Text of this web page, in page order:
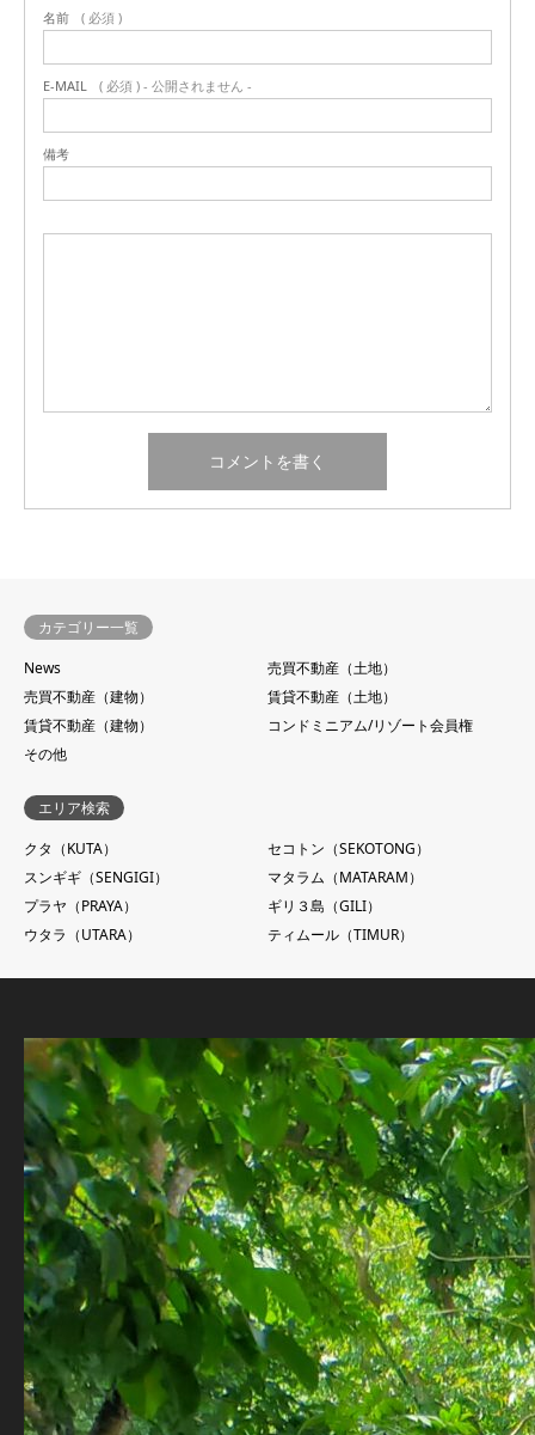
名前 ( 必須 )
E-MAIL ( 必須 ) - 公開されません -
備考
カテゴリー一覧
News
売買不動産（土地）
売買不動産（建物）
賃貸不動産（土地）
賃貸不動産（建物）
コンドミニアム/リゾート会員権
その他
エリア検索
クタ（KUTA）
セコトン（SEKOTONG）
スンギギ（SENGIGI）
マタラム（MATARAM）
プラヤ（PRAYA）
ギリ３島（GILI）
ウタラ（UTARA）
ティムール（TIMUR）